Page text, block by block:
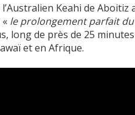
Keahi de
le prolongement parfait
long de près de 25
et en Afrique.